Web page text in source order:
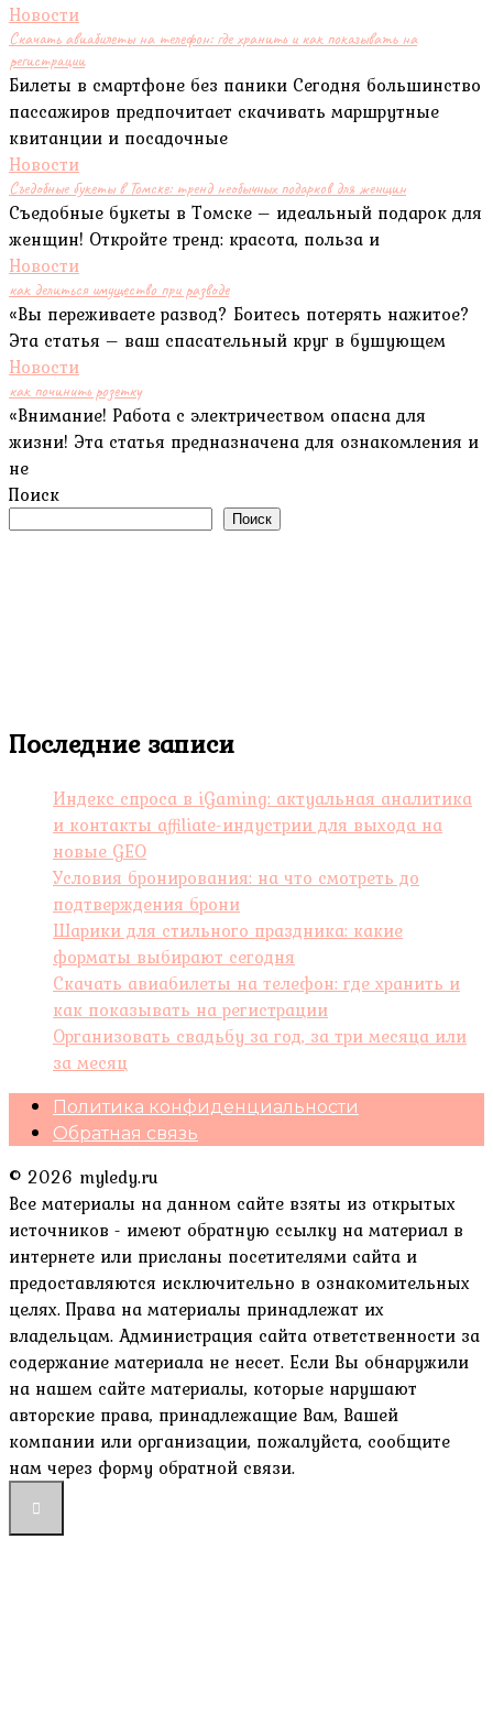
Новости
Скачать авиабилеты на телефон: где хранить и как показывать на
регистрации
Билеты в смартфоне без паники Сегодня большинство
пассажиров предпочитает скачивать маршрутные
квитанции и посадочные
Новости
Съедобные букеты в Томске: тренд необычных подарков для женщин
Съедобные букеты в Томске – идеальный подарок для
женщин! Откройте тренд: красота, польза и
Новости
как делиться имущество при разводе
«Вы переживаете развод? Боитесь потерять нажитое?
Эта статья – ваш спасательный круг в бушующем
Новости
как починить розетку
«Внимание! Работа с электричеством опасна для
жизни! Эта статья предназначена для ознакомления и
не
Поиск
Поиск
Последние записи
Индекс спроса в iGaming: актуальная аналитика
и контакты affiliate-индустрии для выхода на
новые GEO
Условия бронирования: на что смотреть до
подтверждения брони
Шарики для стильного праздника: какие
форматы выбирают сегодня
Скачать авиабилеты на телефон: где хранить и
как показывать на регистрации
Организовать свадьбу за год, за три месяца или
за месяц
Политика конфиденциальности
Обратная связь
© 2026 myledy.ru
Все материалы на данном сайте взяты из открытых
источников - имеют обратную ссылку на материал в
интернете или присланы посетителями сайта и
предоставляются исключительно в ознакомительных
целях. Права на материалы принадлежат их
владельцам. Администрация сайта ответственности за
содержание материала не несет. Если Вы обнаружили
на нашем сайте материалы, которые нарушают
авторские права, принадлежащие Вам, Вашей
компании или организации, пожалуйста, сообщите
нам через форму обратной связи.